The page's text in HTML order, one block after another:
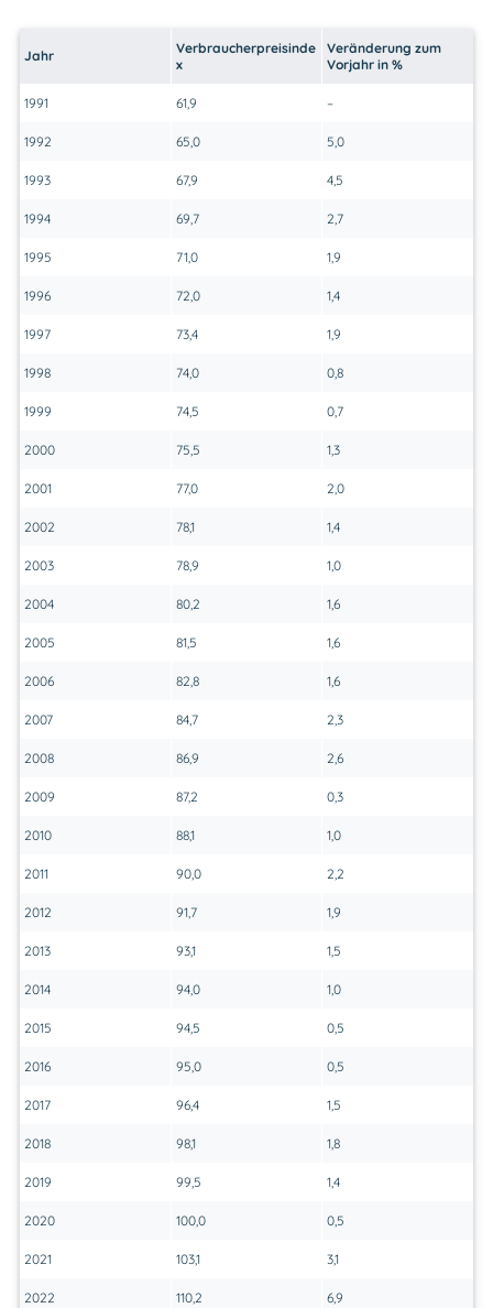
Jahr
Verbraucherpreisinde
x
Veränderung zum
Vorjahr in %
1991 61,9 –
1992 65,0 5,0
1993 67,9 4,5
1994 69,7 2,7
1995 71,0 1,9
1996 72,0 1,4
1997 73,4 1,9
1998 74,0 0,8
1999 74,5 0,7
2000 75,5 1,3
2001 77,0 2,0
2002 78,1 1,4
2003 78,9 1,0
2004 80,2 1,6
2005 81,5 1,6
2006 82,8 1,6
2007 84,7 2,3
2008 86,9 2,6
2009 87,2 0,3
2010 88,1 1,0
2011 90,0 2,2
2012 91,7 1,9
2013 93,1 1,5
2014 94,0 1,0
2015 94,5 0,5
2016 95,0 0,5
2017 96,4 1,5
2018 98,1 1,8
2019 99,5 1,4
2020 100,0 0,5
2021 103,1 3,1
2022 110,2 6,9